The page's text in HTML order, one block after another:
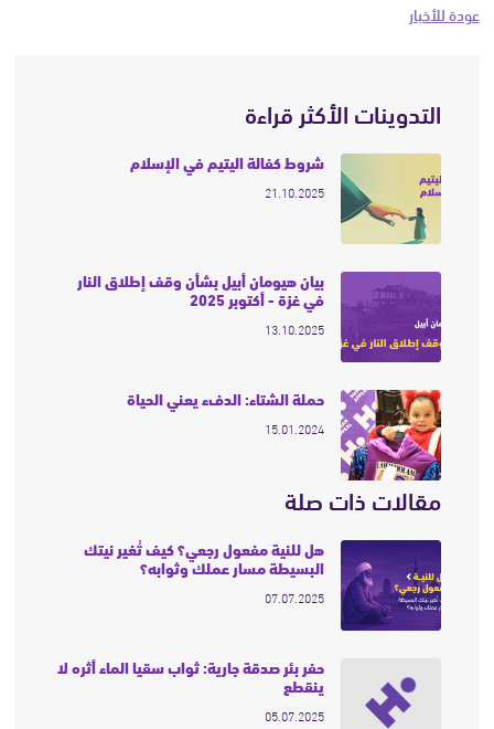
عودة للأخبار
التدوينات الأكثر قراءة
شروط كفالة اليتيم في الإسلام
21.10.2025
بيان هيومان أبيل بشأن وقف إطلاق النار
في غزة - أكتوبر 2025
13.10.2025
حملة الشتاء: الدفء يعني الحياة
15.01.2024
مقالات ذات صلة
هل للنية مفعول رجعي؟ كيف تُغير نيتك
البسيطة مسار عملك وثوابه؟
07.07.2025
حفر بئر صدقة جارية: ثواب سقيا الماء أثره لا
ينقطع
05.07.2025